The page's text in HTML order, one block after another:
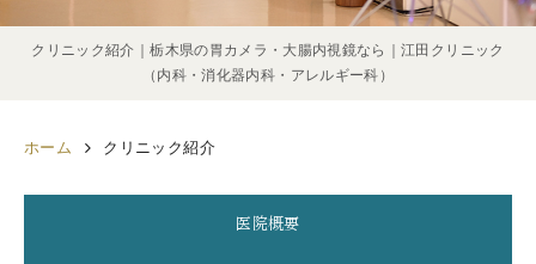
クリニック紹介｜栃木県の胃カメラ・大腸内視鏡なら｜江田クリニック
（内科・消化器内科・アレルギー科）
ホーム クリニック紹介
医院概要